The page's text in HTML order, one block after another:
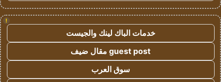
!
خدمات الباك لينك والجيست
guest post مقال ضيف
سوق العرب